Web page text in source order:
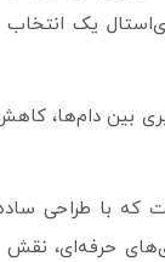
یک انتخاب
بین دام‌ها،
دامداری است که با
حرفه‌ای،